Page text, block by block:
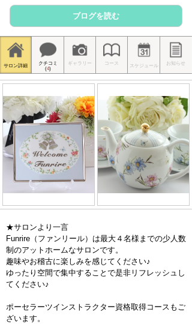
ブログを読む
サロン詳細
クチコミ
(4)
ギャラリー コース スケジュール お知らせ
★サロンより一言
Funrire（ファンリール）は最大４名様までの少人数
制のアットホームなサロンです。
趣味やお稽古に楽しみを感じてください♪
ゆったり空間で集中することで是非リフレッシュし
てください♪
ポーセラーツインストラクター資格取得コースもご
ざいます。